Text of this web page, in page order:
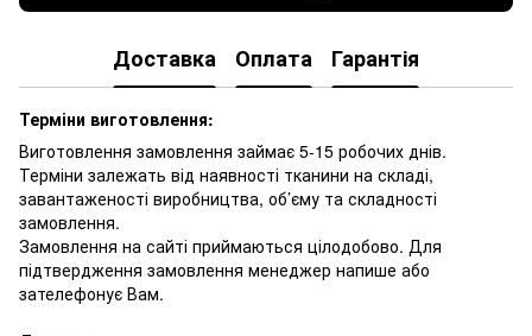
Доставка Оплата Гарантія
Терміни виготовлення:
Виготовлення замовлення займає 5-15 робочих днів.
Терміни залежать від наявності тканини на складі,
завантаженості виробництва, об’єму та складності
замовлення.
Замовлення на сайті приймаються цілодобово. Для
підтвердження замовлення менеджер напише або
зателефонує Вам.